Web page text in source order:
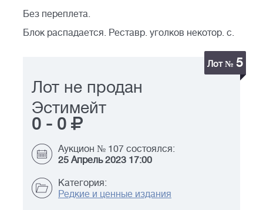
Без переплета.
Блок распадается. Реставр. уголков некотор. с.
Лот № 5
Лот не продан
Эстимейт
0 - 0
Аукцион № 107 состоялся:
25 Апрель 2023 17:00
Категория:
Редкие и ценные издания